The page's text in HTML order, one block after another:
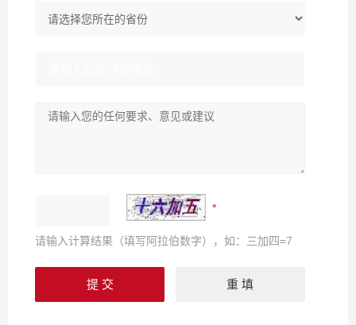
请输入计算结果（填写阿拉伯数字），如：三加四=7